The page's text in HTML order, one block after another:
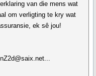
van die mens wat
om verligting te kry wat
ek sê jou!